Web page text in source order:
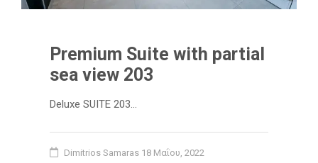
Premium Suite with partial
sea view 203
Deluxe SUITE 203…
Dimitrios Samaras 18 Μαΐου, 2022